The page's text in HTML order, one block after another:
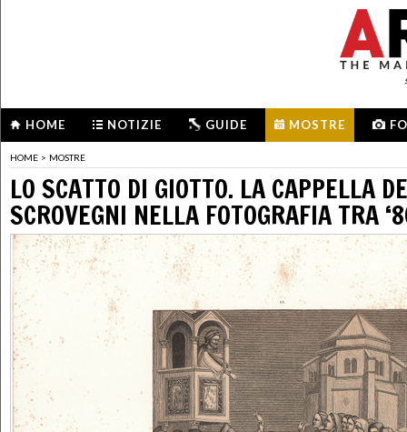
HOME NOTIZIE GUIDE MOSTRE
HOME > MOSTRE
LO SCATTO DI GIOTTO. LA CAPPELLA
SCROVEGNI NELLA FOTOGRAFIA TRA